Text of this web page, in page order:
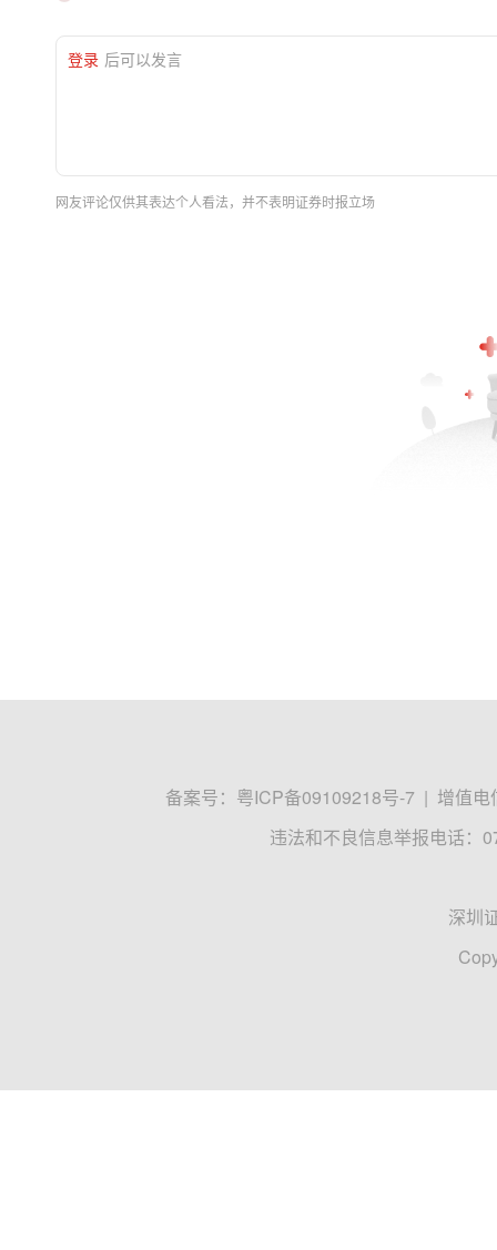
登录 后可以发言
网友评论仅供其表达个人看法，并不表明证券时报立场
备案号： 粤ICP备09109218号-7 | 增值电
违法和不良信息举报电话：
深圳